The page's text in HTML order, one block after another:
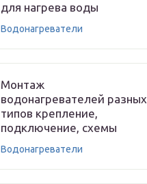
для нагрева воды
Водонагреватели
Монтаж
водонагревателей разных
типов крепление,
подключение, схемы
Водонагреватели